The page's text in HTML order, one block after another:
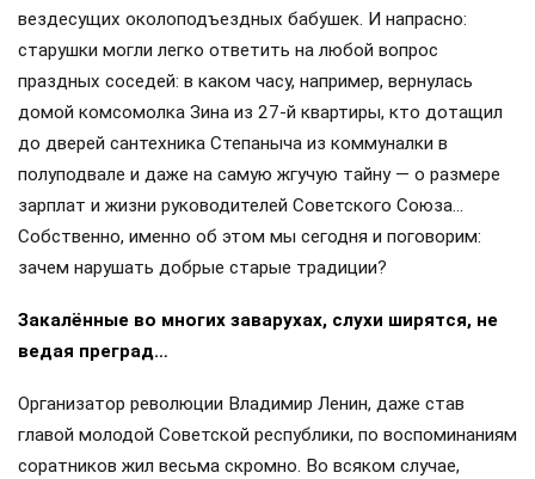
вездесущих околоподъездных бабушек. И напрасно:
старушки могли легко ответить на любой вопрос
праздных соседей: в каком часу, например, вернулась
домой комсомолка Зина из 27-й квартиры, кто дотащил
до дверей сантехника Степаныча из коммуналки в
полуподвале и даже на самую жгучую тайну — о размере
зарплат и жизни руководителей Советского Союза…
Собственно, именно об этом мы сегодня и поговорим:
зачем нарушать добрые старые традиции?
Закалённые во многих заварухах, слухи ширятся, не
ведая преград…
Организатор революции Владимир Ленин, даже став
главой молодой Советской республики, по воспоминаниям
соратников жил весьма скромно. Во всяком случае,